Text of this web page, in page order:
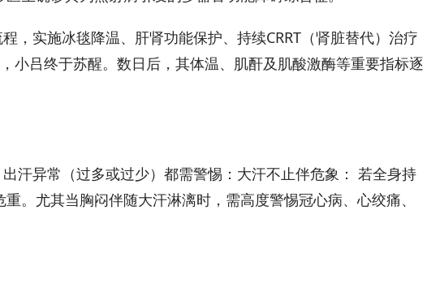
，实施冰毯降温、肝肾功能保护、持续CRRT（肾脏替代）治疗
小吕终于苏醒。数日后，其体温、肌酐及肌酸激酶等重要指标逐
汗异常（过多或过少）都需警惕：大汗不止伴危象： 若全身持
。尤其当胸闷伴随大汗淋漓时，需高度警惕冠心病、心绞痛、